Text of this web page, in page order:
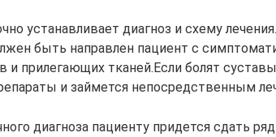
устанавливает диагноз и схему
быть направлен пациент с
и прилегающих тканей.Если болят
и займется непосредственным
диагноза пациенту придется сдать